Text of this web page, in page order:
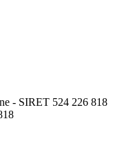
- SIRET 524 226 818